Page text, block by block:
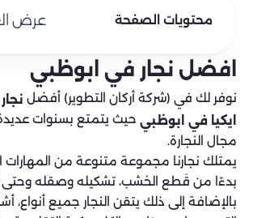
محتويات الصفحة عرض
افضل نجار في ابوظبي
نوفر لك في (شركة أركان التطوير) أفضل
ايكيا في ابوظبي حيث يتمتع بسنوات
مجال النجارة.
يمتلك نجارنا مجموعة متنوعة من المهارات
بدءًا من قَطع الخشب، تشكيله وصقله وحتى
بالإضافة إلى ذلك يتقن النجار جميع أنواع،